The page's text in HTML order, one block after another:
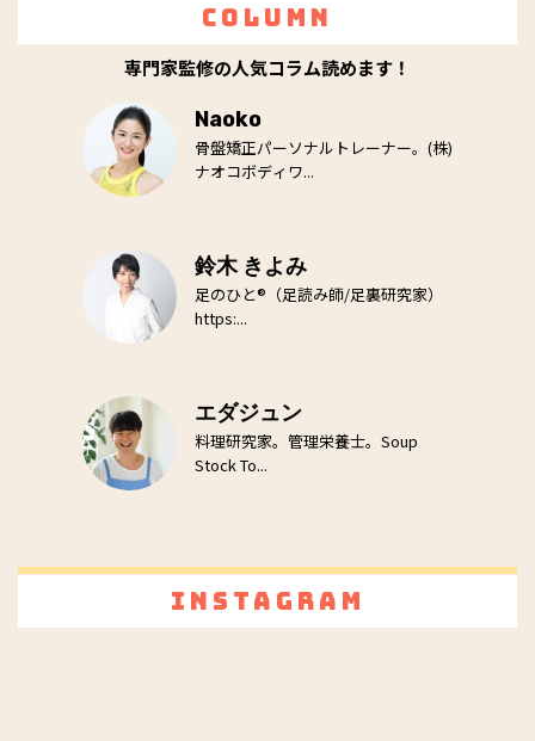
Column
専門家監修の人気コラム読めます！
Naoko
骨盤矯正パーソナルトレーナー。(株)
ナオコボディワ...
鈴木 きよみ
足のひと®（足読み師/足裏研究家）
https:...
エダジュン
料理研究家。管理栄養士。Soup
Stock To...
Instagram